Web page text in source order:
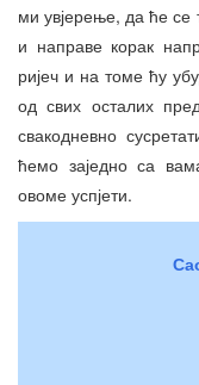
ми увјерење, да ће се
и направе корак
ријеч и на томе ћу
од свих осталих
свакодневно
ћемо заједно са
овоме успјети.